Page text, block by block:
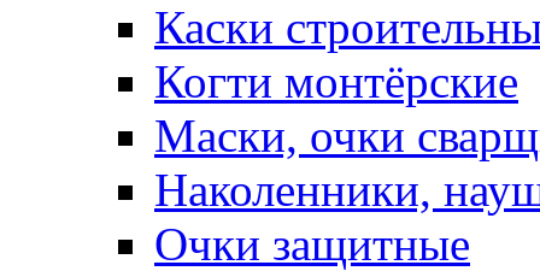
Каски
Когти монтёрские
Маски, очки
Наколенники,
Очки защитные